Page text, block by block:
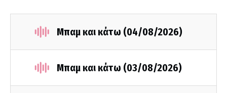
Μπαμ και κάτω (04/08/2026)
Μπαμ και κάτω (03/08/2026)